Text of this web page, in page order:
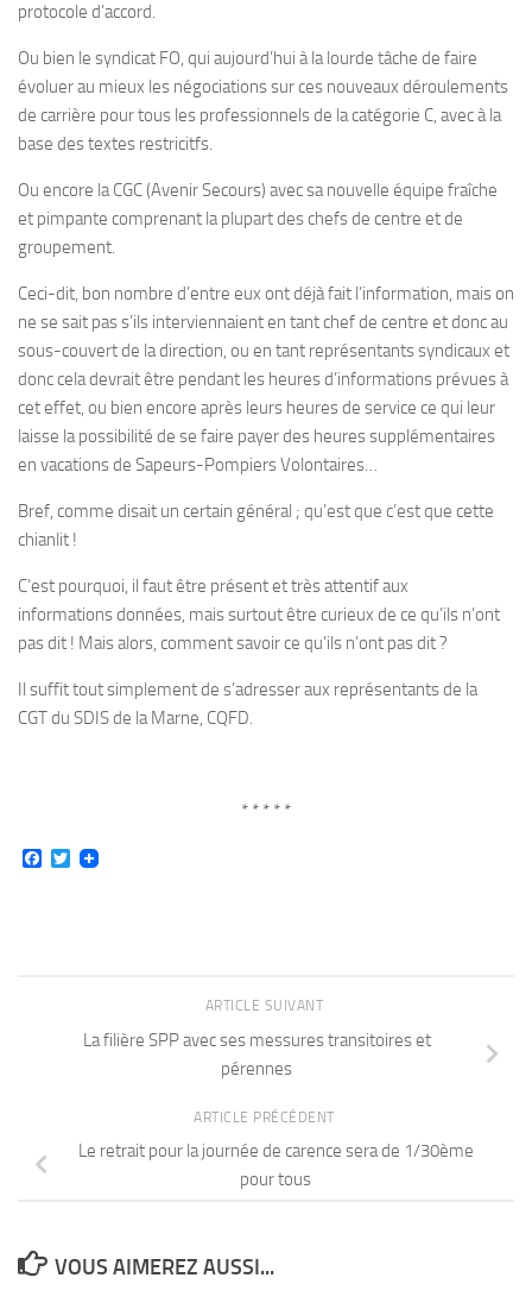
protocole d’accord.
Ou bien le syndicat FO, qui aujourd’hui à la lourde tâche de faire
évoluer au mieux les négociations sur ces nouveaux déroulements
de carrière pour tous les professionnels de la catégorie C, avec à la
base des textes restricitfs.
Ou encore la CGC (Avenir Secours) avec sa nouvelle équipe fraîche
et pimpante comprenant la plupart des chefs de centre et de
groupement.
Ceci-dit, bon nombre d’entre eux ont déjà fait l’information, mais on
ne se sait pas s’ils interviennaient en tant chef de centre et donc au
sous-couvert de la direction, ou en tant représentants syndicaux et
donc cela devrait être pendant les heures d’informations prévues à
cet effet, ou bien encore après leurs heures de service ce qui leur
laisse la possibilité de se faire payer des heures supplémentaires
en vacations de Sapeurs-Pompiers Volontaires…
Bref, comme disait un certain général ; qu’est que c’est que cette
chianlit !
C’est pourquoi, il faut être présent et très attentif aux
informations données, mais surtout être curieux de ce qu’ils n’ont
pas dit ! Mais alors, comment savoir ce qu’ils n’ont pas dit ?
Il suffit tout simplement de s’adresser aux représentants de la
CGT du SDIS de la Marne, CQFD.
* * * * *
Facebook
Twitter
ARTICLE SUIVANT
La filière SPP avec ses messures transitoires et
pérennes
ARTICLE PRÉCÉDENT
Le retrait pour la journée de carence sera de 1/30ème
pour tous
VOUS AIMEREZ AUSSI...